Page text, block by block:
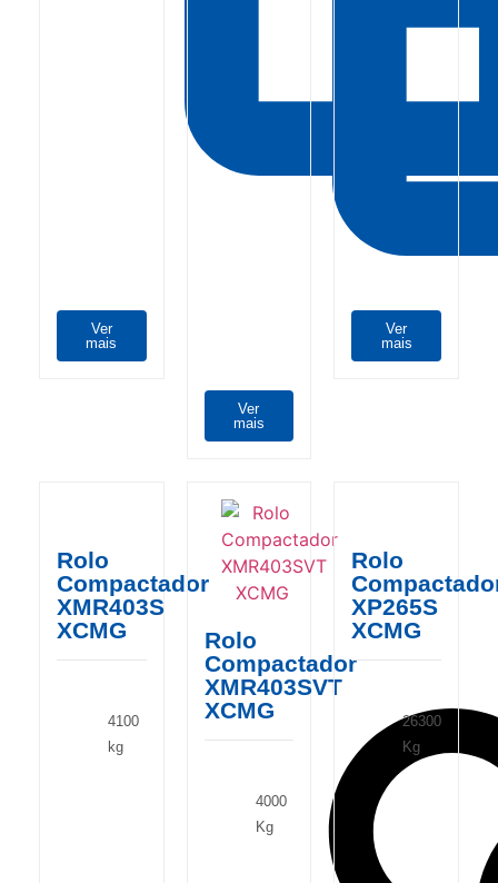
Ver
mais
Ver
mais
Ver
mais
Rolo
Compactador
XMR403S
XCMG
4100
kg
Rolo
Compactador
XMR403SVT
XCMG
4000
Kg
Rolo
XP265S
XCMG
26300
Kg